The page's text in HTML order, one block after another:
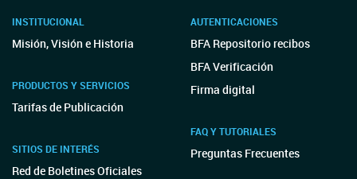
INSTITUCIONAL
Misión, Visión e Historia
PRODUCTOS Y SERVICIOS
Tarifas de Publicación
SITIOS DE INTERÉS
Red de Boletines Oficiales
AUTENTICACIONES
BFA Repositorio recibos
BFA Verificación
Firma digital
FAQ Y TUTORIALES
Preguntas Frecuentes